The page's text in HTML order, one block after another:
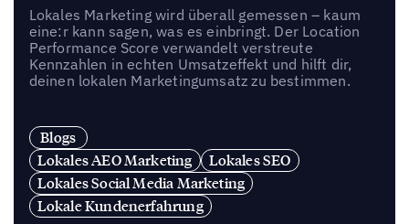
Lokales Marketing wird überall gemessen – kaum
eine:r kann sagen, was es einbringt. Der Location
Performance Score verwandelt verstreute
Kennzahlen in echten Umsatzeffekt und hilft dir,
deinen lokalen Marketingumsatz zu bestimmen.
Blogs
Lokales AEO Marketing
Lokales SEO
Lokales Social Media Marketing
Lokale Kundenerfahrung